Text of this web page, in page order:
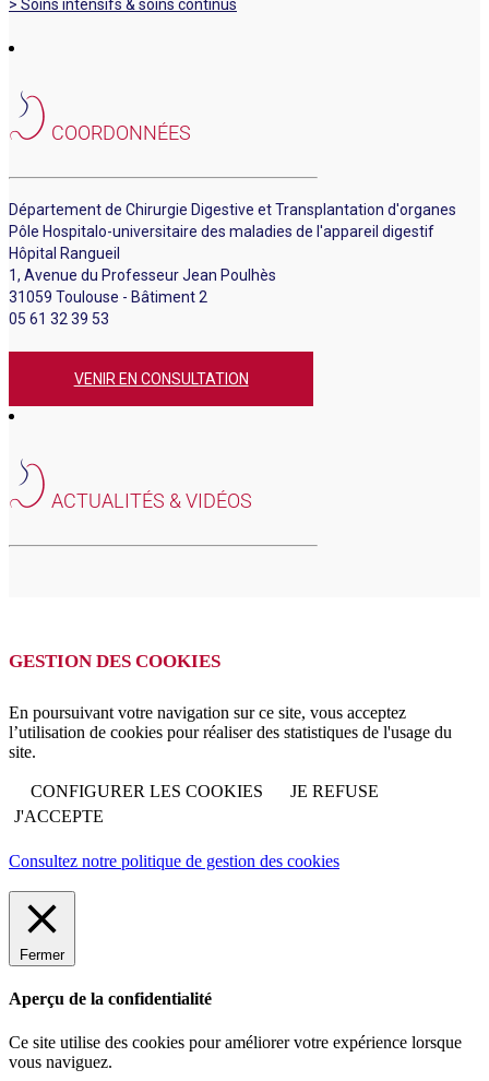
> Soins intensifs & soins continus
COORDONNÉES
Département de Chirurgie Digestive et Transplantation d'organes
Pôle Hospitalo-universitaire des maladies de l'appareil digestif
Hôpital Rangueil
1, Avenue du Professeur Jean Poulhès
31059 Toulouse - Bâtiment 2
05 61 32 39 53
VENIR EN CONSULTATION
ACTUALITÉS & VIDÉOS
GESTION DES COOKIES
En poursuivant votre navigation sur ce site, vous acceptez
l’utilisation de cookies pour réaliser des statistiques de l'usage du
site.
CONFIGURER LES COOKIES
JE REFUSE
J'ACCEPTE
Consultez notre politique de gestion des cookies
Fermer
Aperçu de la confidentialité
Ce site utilise des cookies pour améliorer votre expérience lorsque
vous naviguez.